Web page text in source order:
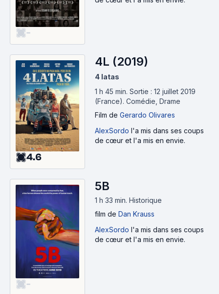
-
4.6
4L (2019)
4 latas
1 h 45 min. Sortie : 12 juillet 2019
(France). Comédie, Drame
Film de Gerardo Olivares
AlexSordo l'a mis dans ses coups
de cœur et l'a mis en envie.
-
5B
1 h 33 min. Historique
film de Dan Krauss
AlexSordo l'a mis dans ses coups
de cœur et l'a mis en envie.